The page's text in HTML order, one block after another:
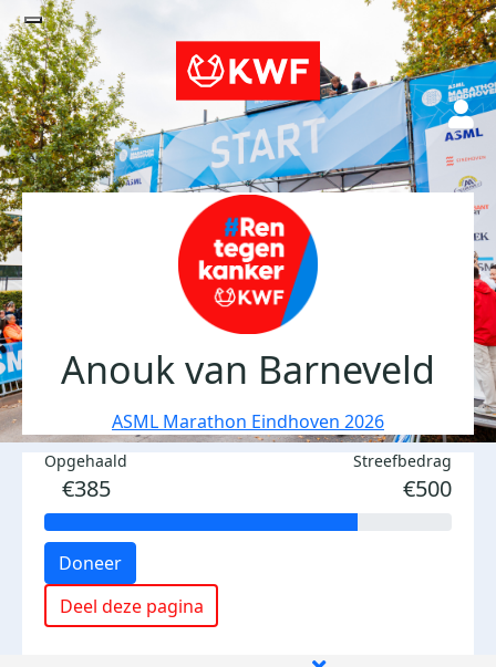
Anouk van Barneveld
ASML Marathon Eindhoven 2026
Opgehaald
€385
Streefbedrag
€500
Doneer
Deel deze pagina